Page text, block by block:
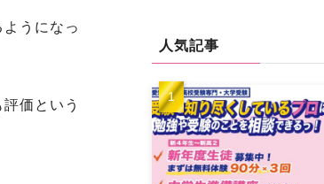
うになっ
価という
人気記事